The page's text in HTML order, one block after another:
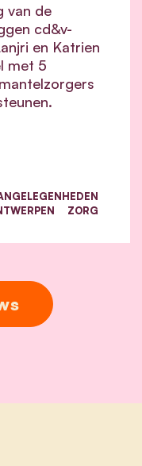
van de
cd&v-
en Katrien
met 5
ZORG